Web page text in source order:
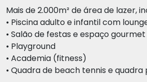
Mais de 2.000m² de área de lazer,
• Piscina adulto e infantil com
• Salão de festas e espaço gourmet
• Playground
• Academia (fitness)
• Quadra de beach tennis e